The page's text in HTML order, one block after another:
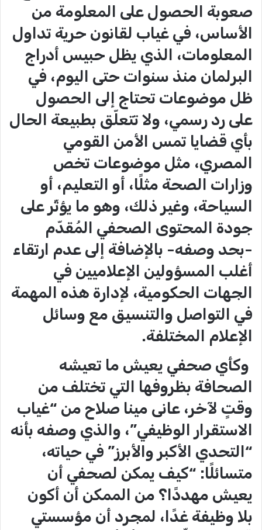
صعوبة الحصول على المعلومة من
الأساس، في غياب لقانون حرية تداول
المعلومات، الذي يظل حبيس أدراج
البرلمان منذ سنوات حتى اليوم، في
ظل موضوعات تحتاج إلى الحصول
على رد رسمي، ولا تتعلّق بطبيعة الحال
بأي قضايا تمس الأمن القومي
المصري، مثل موضوعات تخص
وزارات الصحة مثلًا، أو التعليم، أو
السياحة، وغير ذلك، وهو ما يؤثّر على
جودة المحتوى الصحفي المُقدّم
-بحد وصفه- بالإضافة إلى عدم ارتقاء
أغلب المسؤولين الإعلاميين في
الجهات الحكومية، لإدارة هذه المهمة
في التواصل والتنسيق مع وسائل
الإعلام المختلفة.
وكأي صحفي يعيش ما تعيشه
الصحافة بظروفها التي تختلف من
وقتٍ لآخر، عانى مينا صلاح من “غياب
الاستقرار الوظيفي”، والذي وصفه بأنه
“التحدي الأكبر والأبرز” في حياته،
متسائلًا: “كيف يمكن لصحفي أن
يعيش مهددًا؟ من الممكن أن أكون
بلا وظيفة غدًا، لمجرد أن مؤسستي